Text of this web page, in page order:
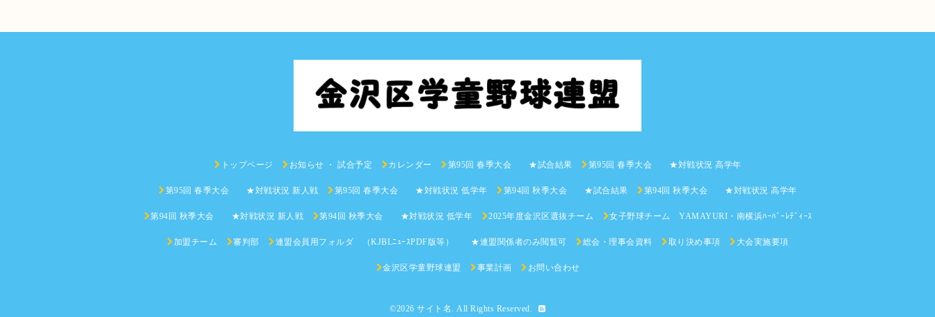
トップページ お知らせ ・ 試合予定 カレンダー 第95回 春季大会 ★試合結果 第95回 春季大会 ★対戦状況 高学年
第95回 春季大会 ★対戦状況 新人戦 第95回 春季大会 ★対戦状況 低学年 第94回 秋季大会 ★試合結果 第94回 秋季大会 ★対戦状況 高学年
第94回 秋季大会 ★対戦状況 新人戦 第94回 秋季大会 ★対戦状況 低学年 2025年度金沢区選抜チーム 女子野球チーム YAMAYURI・南横浜ﾊｰﾊﾞｰﾚﾃﾞｨｰｽ
加盟チーム 審判部 連盟会員用フォルダ （KJBLﾆｭｰｽPDF版等） ★連盟関係者のみ閲覧可 総会・理事会資料 取り決め事項 大会実施要項
金沢区学童野球連盟 事業計画 お問い合わせ
©2026 サイト名 . All Rights Reserved.